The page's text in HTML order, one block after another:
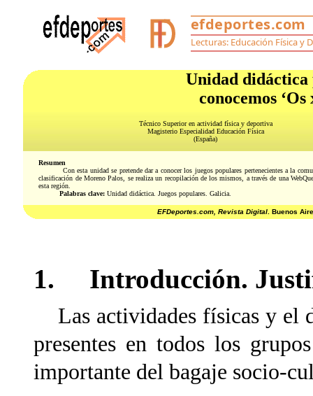
Unidad
conocemos
Técnico Superior en actividad física y deportiva
Magisterio Especialidad Educación Física
(España)
Resumen
Con esta unidad se pretende dar a conocer los juegos populares pertenecientes a la
clasificación de Moreno Palos, se realiza un recopilación de los mismos, a través de una
esta región.
Palabras clave:Unidad didáctica. Juegos populares. Galicia.
EFDeportes.com, Revista Digital . Buenos
1. Introducción.
Las actividades físicas y el
presentes en todos los
importante del bagaje socio-